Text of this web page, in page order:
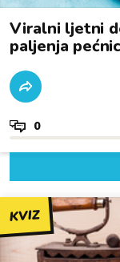
Viralni ljetni
paljenja
0
KVIZ